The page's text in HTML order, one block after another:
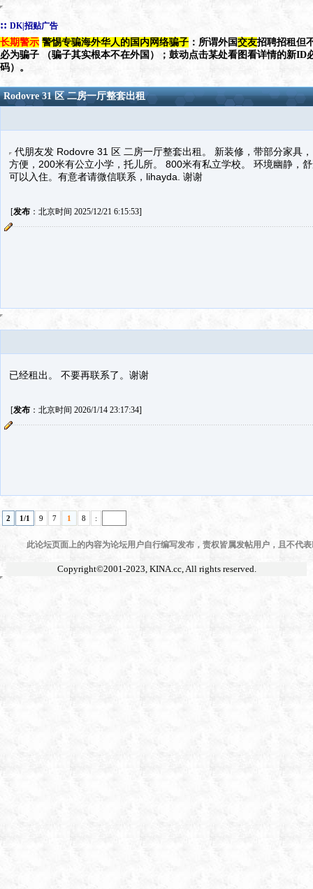
:: DK|招贴广告
长期警示 警惕专骗海外华人的国内网络骗子 ：所谓外国交友招聘招租但
必为骗子 （骗子其实根本不在外国）；鼓动点击某处看图看详情的新ID
码）。
Rodovre 31 区 二房一厅整套出租
代朋友发 Rodovre 31 区 二房一厅整套出租。 新装修，带部分家具
方便，200米有公立小学，托儿所。 800米有私立学校。 环境幽静，
可以入住。有意者请微信联系，lihayda. 谢谢
[发布：北京时间 2025/12/21 6:15:53]
已经租出。 不要再联系了。谢谢
[发布：北京时间 2026/1/14 23:17:34]
2 1/1 9 7 1 8 :
此论坛页面上的内容为论坛用户自行编写发布，责权皆属发帖用户，且不代
Copyright©2001-2023, KINA.cc, All rights reserved.